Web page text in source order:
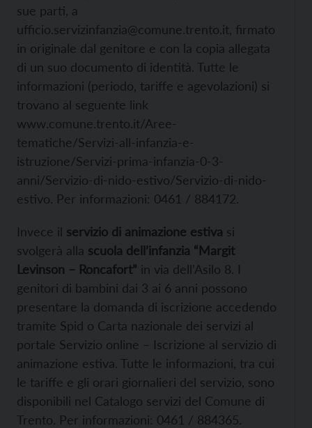
sue parti, a
ufficio.servizinfanzia@comune.trento.it, firmato
in originale dal genitore e con la copia allegata
di un suo documento di identità. Tutte le
informazioni (periodo, tariffe e agevolazioni) si
trovano al seguente link
www.comune.trento.it/Aree-
tematiche/Servizi-all-infanzia-e-
istruzione/Servizi-prima-infanzia-0-3-
anni/Servizio-di-nido-estivo/Servizio-di-nido-
estivo. Per informazioni: 0461 / 884172.
Invece il servizio di animazione estiva si
svolgerà alla scuola dell’infanzia “Margit
Levinson – Roncafort” in via dell’Asilo 8. I
genitori di bambini dai 3 ai 6 anni possono
presentare la domanda di iscrizione accedendo
tramite Spid o Carta nazionale dei servizi al
portale Servizio online – Iscrizione al servizio di
animazione estiva. Tutte le informazioni, tra cui
le tariffe e gli orari giornalieri del servizio, sono
disponibili nel Catalogo servizi del Comune di
Trento. Per informazioni: 0461 / 884365.